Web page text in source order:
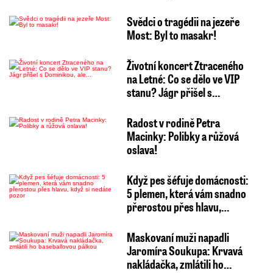
Svědci o tragédii na jezeře
Most: Byl to masakr!
Životní koncert Ztraceného
na Letné: Co se dělo ve VIP
stanu? Jágr přišel s…
Radost v rodině Petra
Macinky: Polibky a růžová
oslava!
Když pes šéfuje domácnosti:
5 plemen, která vám snadno
přerostou přes hlavu,…
Maskovaní muži napadli
Jaromíra Soukupa: Krvavá
nakládačka, zmlátili ho…